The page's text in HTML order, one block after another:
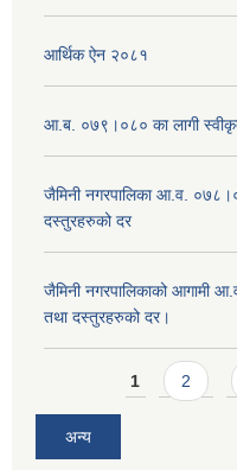
आर्थिक ऐन २०८१
आ.ब. ०७९।०८० का लागी
जैमिनी नगरपालिका आ.व.
दस्तुरहरुको दर
जैमिनी नगरपालिकाको आगामी
तथा दस्तुरहरुको दर।
Pages1 2
अन्य